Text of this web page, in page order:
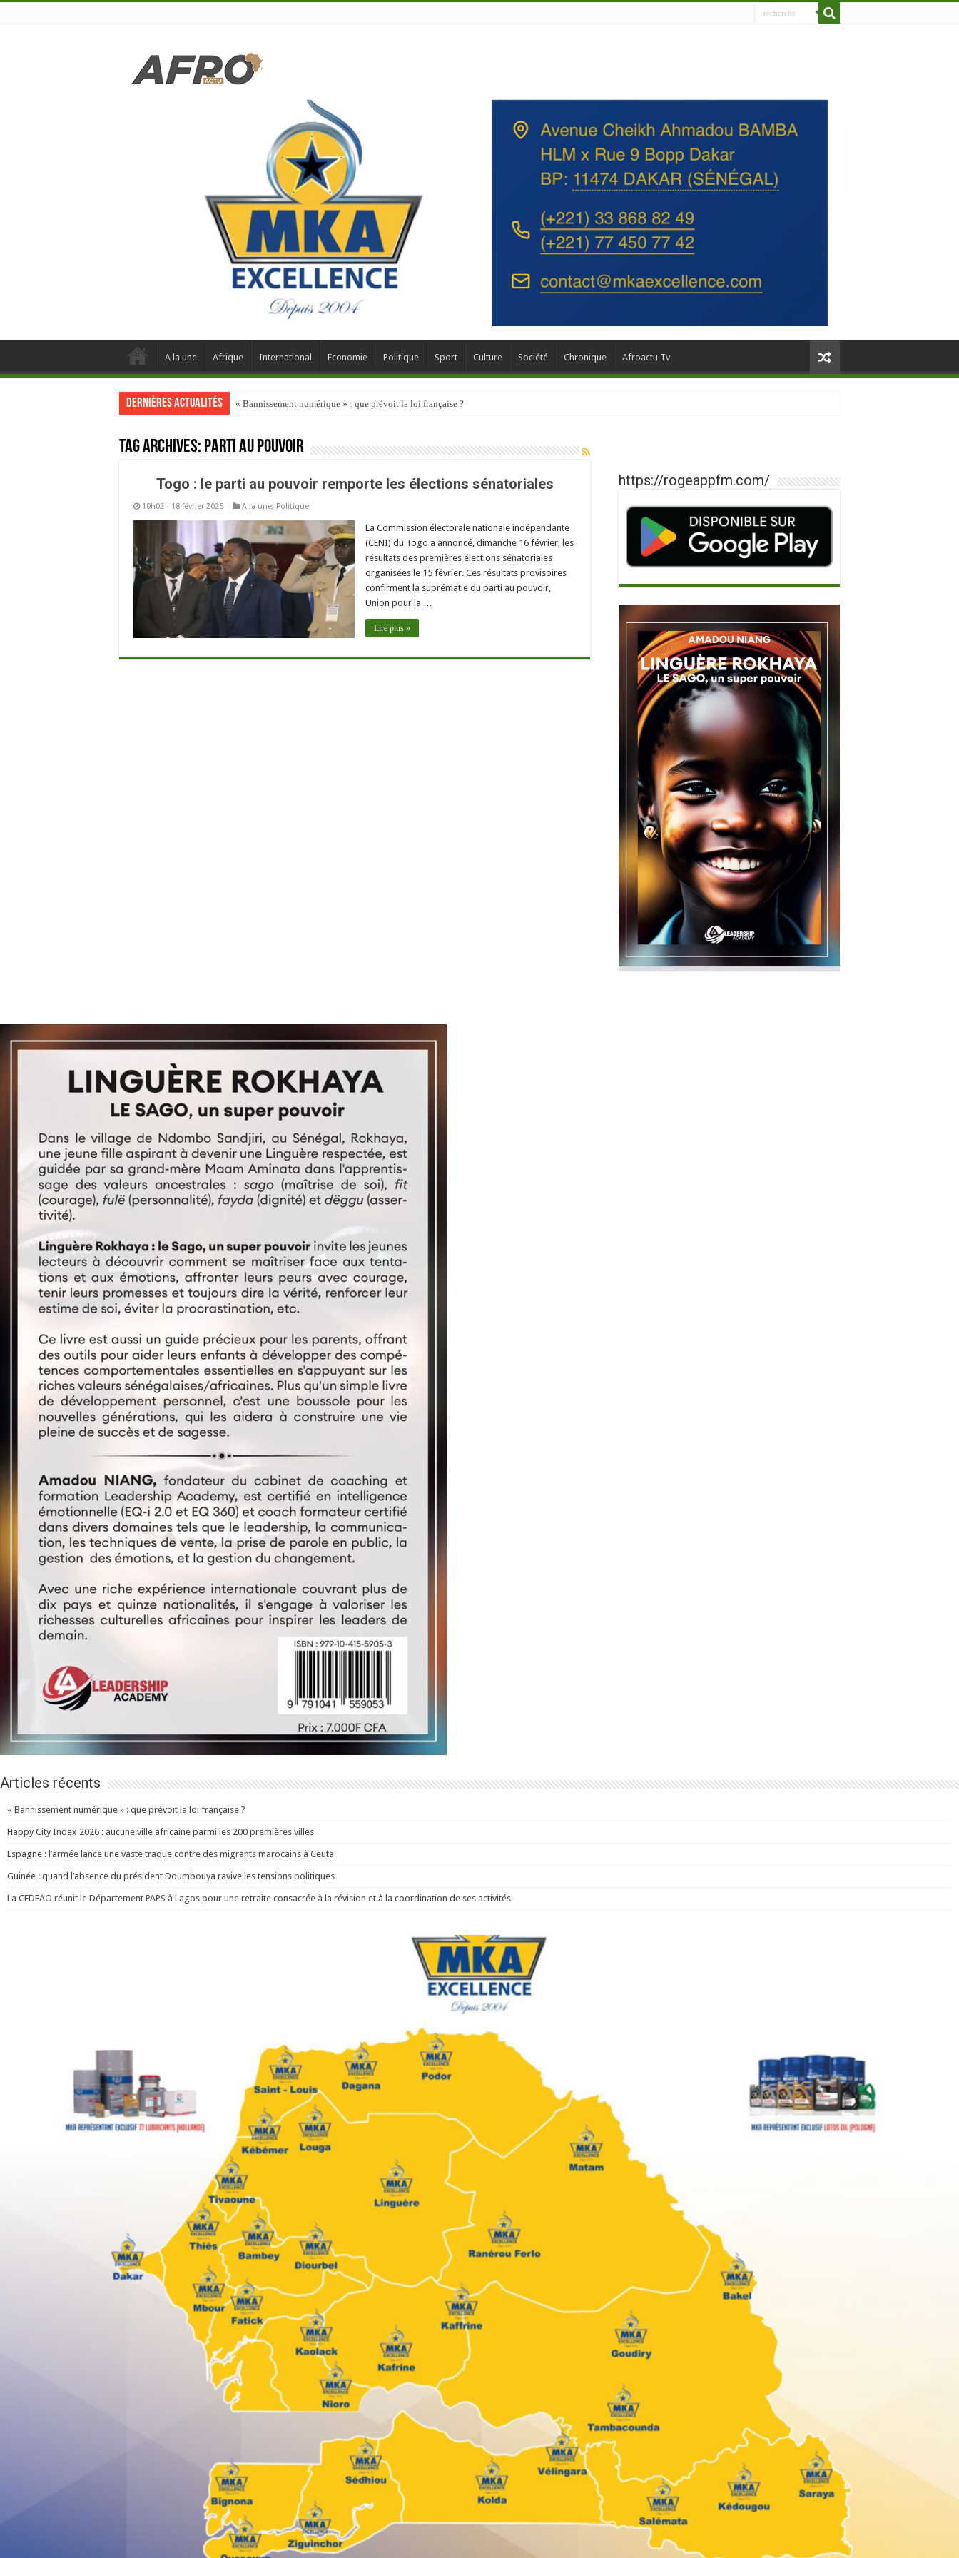
A la une Afrique International Economie Politique Sport Culture Société Chronique Afroactu Tv
Dernières actualités « Bannissement numérique » : que prévoit la loi française ?
Tag Archives: parti au pouvoir
Togo : le parti au pouvoir remporte les élections sénatoriales
10h02 - 18 février 2025 A la une, Politique
La Commission électorale nationale indépendante
(CENI) du Togo a annoncé, dimanche 16 février, les
résultats des premières élections sénatoriales
organisées le 15 février. Ces résultats provisoires
confirment la suprématie du parti au pouvoir,
Union pour la …
Lire plus »
https://rogeappfm.com/
Articles récents
« Bannissement numérique » : que prévoit la loi française ?
Happy City Index 2026 : aucune ville africaine parmi les 200 premières villes
Espagne : l’armée lance une vaste traque contre des migrants marocains à Ceuta
Guinée : quand l’absence du président Doumbouya ravive les tensions politiques
La CEDEAO réunit le Département PAPS à Lagos pour une retraite consacrée à la révision et à la coordination de ses activités